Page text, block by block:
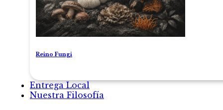
Reino Fungi
Entrega Local
Nuestra Filosofía